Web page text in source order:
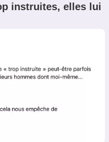
instruites, elles lui